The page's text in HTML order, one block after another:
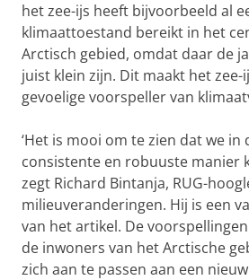
het zee-ijs heeft bijvoorbeeld al
klimaattoestand bereikt in het
Arctisch gebied, omdat daar de
juist klein zijn. Dit maakt het zee-
gevoelige voorspeller van
‘Het is mooi om te zien dat we in
consistente en robuuste manier
zegt Richard Bintanja, RUG-
milieuveranderingen. Hij is een
van het artikel. De
de inwoners van het Arctische
zich aan te passen aan een